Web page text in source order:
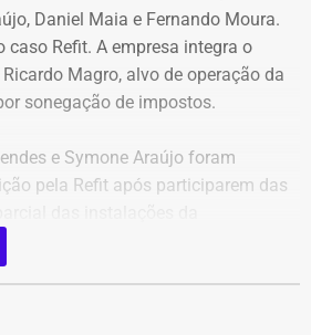
Daniel Maia e Fernando Moura.
caso Refit. A empresa integra o
Magro, alvo de operação da
sonegação de impostos.
e Symone Araújo foram
pela Refit após participarem das
de 2025.